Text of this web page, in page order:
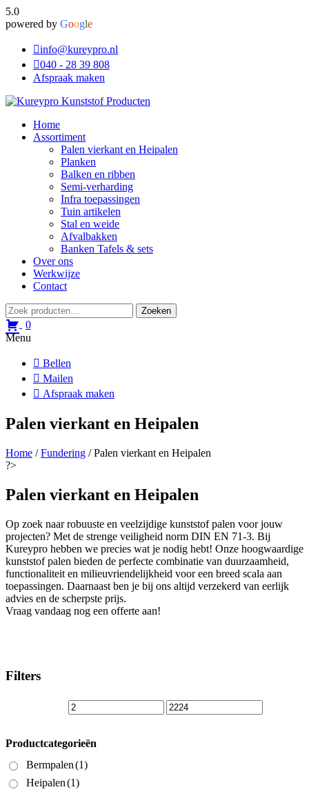
5.0
powered by Google
info@kureypro.nl
040 - 28 39 808
Afspraak maken
Home
Assortiment
Palen vierkant en Heipalen
Planken
Balken en ribben
Semi-verharding
Infra toepassingen
Tuin artikelen
Stal en weide
Afvalbakken
Banken Tafels & sets
Over ons
Werkwijze
Contact
Zoeken
naar:
Zoeken
0
Menu
Bellen
Mailen
Afspraak maken
Palen vierkant en Heipalen
Home /Fundering / Palen vierkant en Heipalen
?>
Palen vierkant en Heipalen
Op zoek naar robuuste en veelzijdige kunststof palen voor jouw
projecten? Met de strenge veiligheid norm DIN EN 71-3. Bij
Kureypro hebben we precies wat je nodig hebt! Onze hoogwaardige
kunststof palen bieden de perfecte combinatie van duurzaamheid,
functionaliteit en milieuvriendelijkheid voor een breed scala aan
toepassingen. Daarnaast ben je bij ons altijd verzekerd van eerlijk
advies en de scherpste prijs.
Vraag vandaag nog een offerte aan!
Bermpalen(1)
Heipalen(1)
Filters
Productcategorieën
Bermpalen(1)
Heipalen(1)